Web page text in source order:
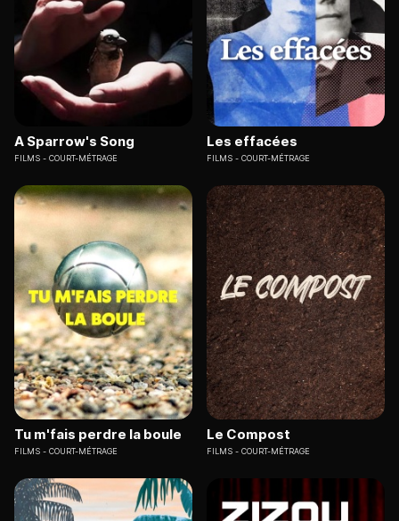
A Sparrow's Song
FILMS COURT-MÉTRAGE
Les effacées
FILMS COURT-MÉTRAGE
Tu m'fais perdre la boule
FILMS COURT-MÉTRAGE
Le Compost
FILMS COURT-MÉTRAGE